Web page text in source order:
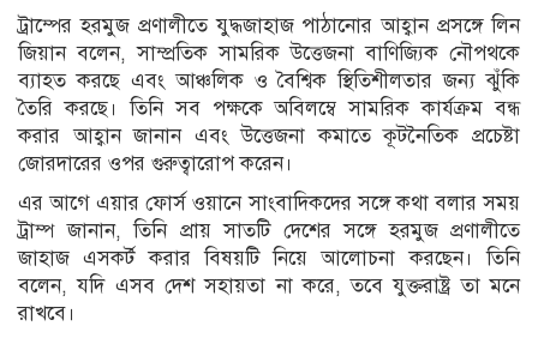
ট্রাম্পের হরমুজ প্রণালীতে যুদ্ধজাহাজ পাঠানোর আহ্বান প্রসঙ্গে লিন
জিয়ান বলেন, সাম্প্রতিক সামরিক উত্তেজনা বাণিজ্যিক নৌপথকে
ব্যাহত করছে এবং আঞ্চলিক ও বৈশ্বিক স্থিতিশীলতার জন্য ঝুঁকি
তৈরি করছে। তিনি সব পক্ষকে অবিলম্বে সামরিক কার্যক্রম বন্ধ
করার আহ্বান জানান এবং উত্তেজনা কমাতে কূটনৈতিক প্রচেষ্টা
জোরদারের ওপর গুরুত্বারোপ করেন।
এর আগে এয়ার ফোর্স ওয়ানে সাংবাদিকদের সঙ্গে কথা বলার সময়
ট্রাম্প জানান, তিনি প্রায় সাতটি দেশের সঙ্গে হরমুজ প্রণালীতে
জাহাজ এসকর্ট করার বিষয়টি নিয়ে আলোচনা করছেন। তিনি
বলেন, যদি এসব দেশ সহায়তা না করে, তবে যুক্তরাষ্ট্র তা মনে
রাখবে।